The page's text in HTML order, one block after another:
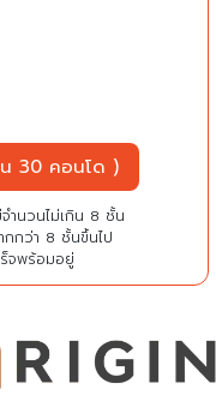
30 คอนโด )
นวนไม่เกิน 8 ชั้น
กว่า 8 ชั้นขึ้นไป
จพร้อมอยู่